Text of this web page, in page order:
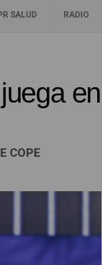
SALUD RADIO
en
COPE